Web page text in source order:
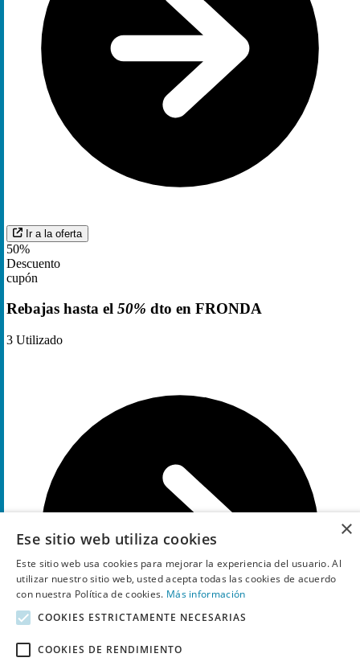
Ir a la oferta
50%
Descuento
cupón
Rebajas hasta el 50% dto en FRONDA
3 Utilizado
×
Ese sitio web utiliza cookies
Este sitio web usa cookies para mejorar la experiencia del usuario. Al
utilizar nuestro sitio web, usted acepta todas las cookies de acuerdo
con nuestra Política de cookies. Más información
COOKIES ESTRICTAMENTE NECESARIAS
COOKIES DE RENDIMIENTO